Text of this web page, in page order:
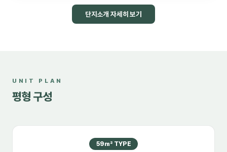
단지소개 자세히 보기
UNIT PLAN
평형 구성
59㎡ TYPE